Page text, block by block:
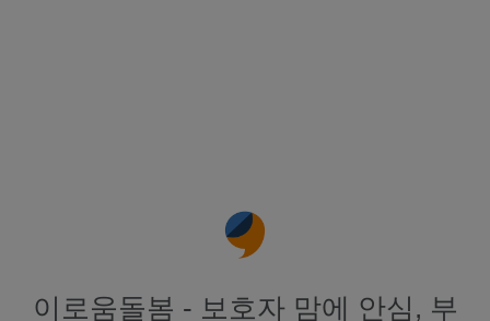
이로움돌봄 - 보호자 맘에 안심, 부